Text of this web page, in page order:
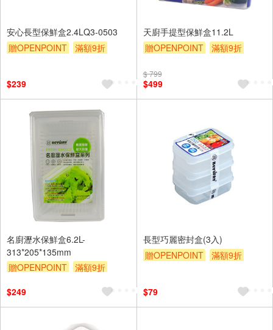
安心長型保鮮盒2.4LQ3-0503
贈OPENPOINT
滿額9折
$239
天廚手提型保鮮盒11.2L
贈OPENPOINT
滿額9折
$ 799
$499
名廚瀝水保鮮盒6.2L-
313*205*135mm
贈OPENPOINT
滿額9折
$249
長型巧麗密封盒(3入)
贈OPENPOINT
滿額9折
$79